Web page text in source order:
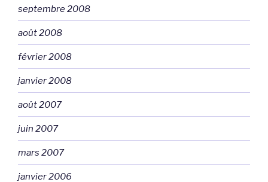
septembre 2008
août 2008
février 2008
janvier 2008
août 2007
juin 2007
mars 2007
janvier 2006